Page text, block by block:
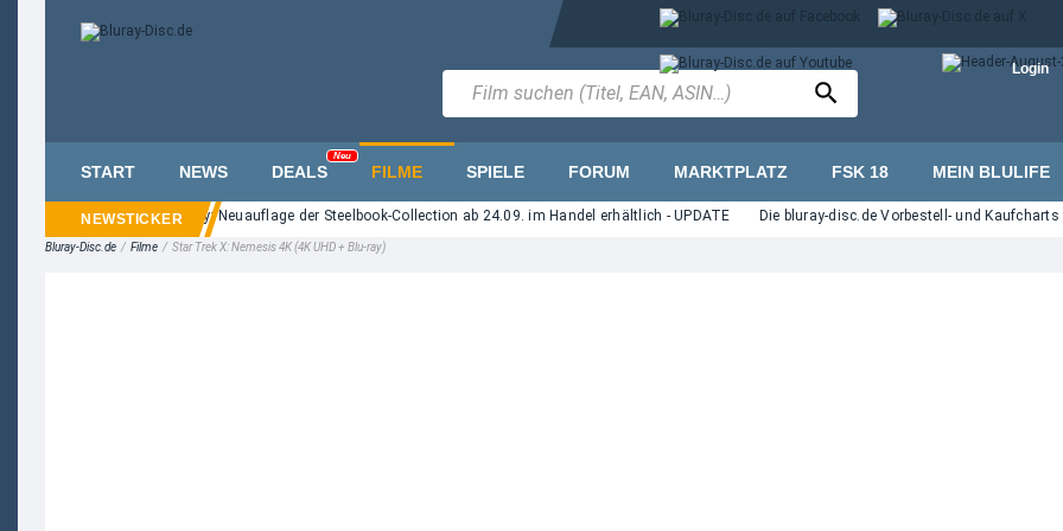
Login
START NEWS DEALS
Neu
FILME SPIELE FORUM MARKTPLATZ FSK 18 MEIN BLULIFE
Street" auf UHD Blu-ray: Neuauflage der Steelbook-Collection ab 24.09. im Handel erhältlich - UPDATE Die bluray-disc.de Vorbestell- und Kaufcharts vom
Bluray-Disc.de / Filme / Star Trek X: Nemesis 4K (4K UHD + Blu-ray)